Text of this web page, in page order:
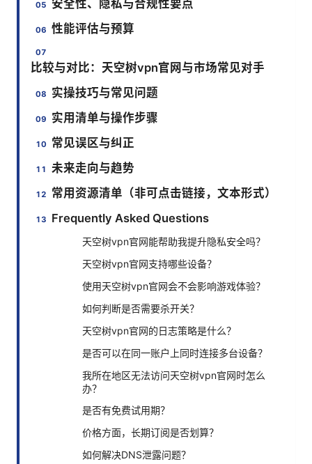
安全性、隐私与合规性要点
性能评估与预算
比较与对比：天空树vpn官网与市场常见对手
实操技巧与常见问题
实用清单与操作步骤
常见误区与纠正
未来走向与趋势
常用资源清单（非可点击链接，文本形式）
Frequently Asked Questions
天空树vpn官网能帮助我提升隐私安全吗？
天空树vpn官网支持哪些设备？
使用天空树vpn官网会不会影响游戏体验？
如何判断是否需要杀开关？
天空树vpn官网的日志策略是什么？
是否可以在同一账户上同时连接多台设备？
我所在地区无法访问天空树vpn官网时怎么
办？
是否有免费试用期？
价格方面，长期订阅是否划算？
如何解决DNS泄露问题？